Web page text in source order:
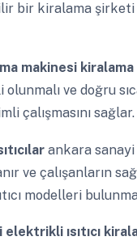
bir kiralama
makinesi kiralama
olunmalı ve doğru
çalışmasını sağlar.
ankara sanayi
ve çalışanların
modelleri
ısıtıcı